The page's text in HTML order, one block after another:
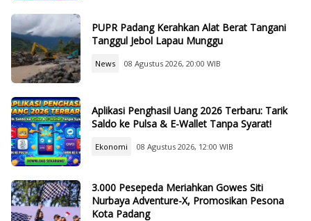
PUPR Padang Kerahkan Alat Berat Tangani
Tanggul Jebol Lapau Munggu
News 08 Agustus 2026, 20:00 WIB
Aplikasi Penghasil Uang 2026 Terbaru: Tarik
Saldo ke Pulsa & E-Wallet Tanpa Syarat!
Ekonomi 08 Agustus 2026, 12:00 WIB
3.000 Pesepeda Meriahkan Gowes Siti
Nurbaya Adventure-X, Promosikan Pesona
Kota Padang